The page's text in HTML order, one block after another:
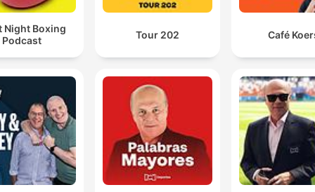
Night Boxing
Podcast
Tour 202 Café